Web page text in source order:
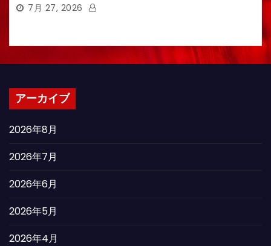
7月 27, 2026
アーカイブ
2026年8月
2026年7月
2026年6月
2026年5月
2026年4月